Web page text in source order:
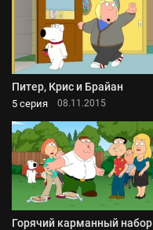
Питер, Крис и Брайан
5 серия 08.11.2015
Горячий карманный набор